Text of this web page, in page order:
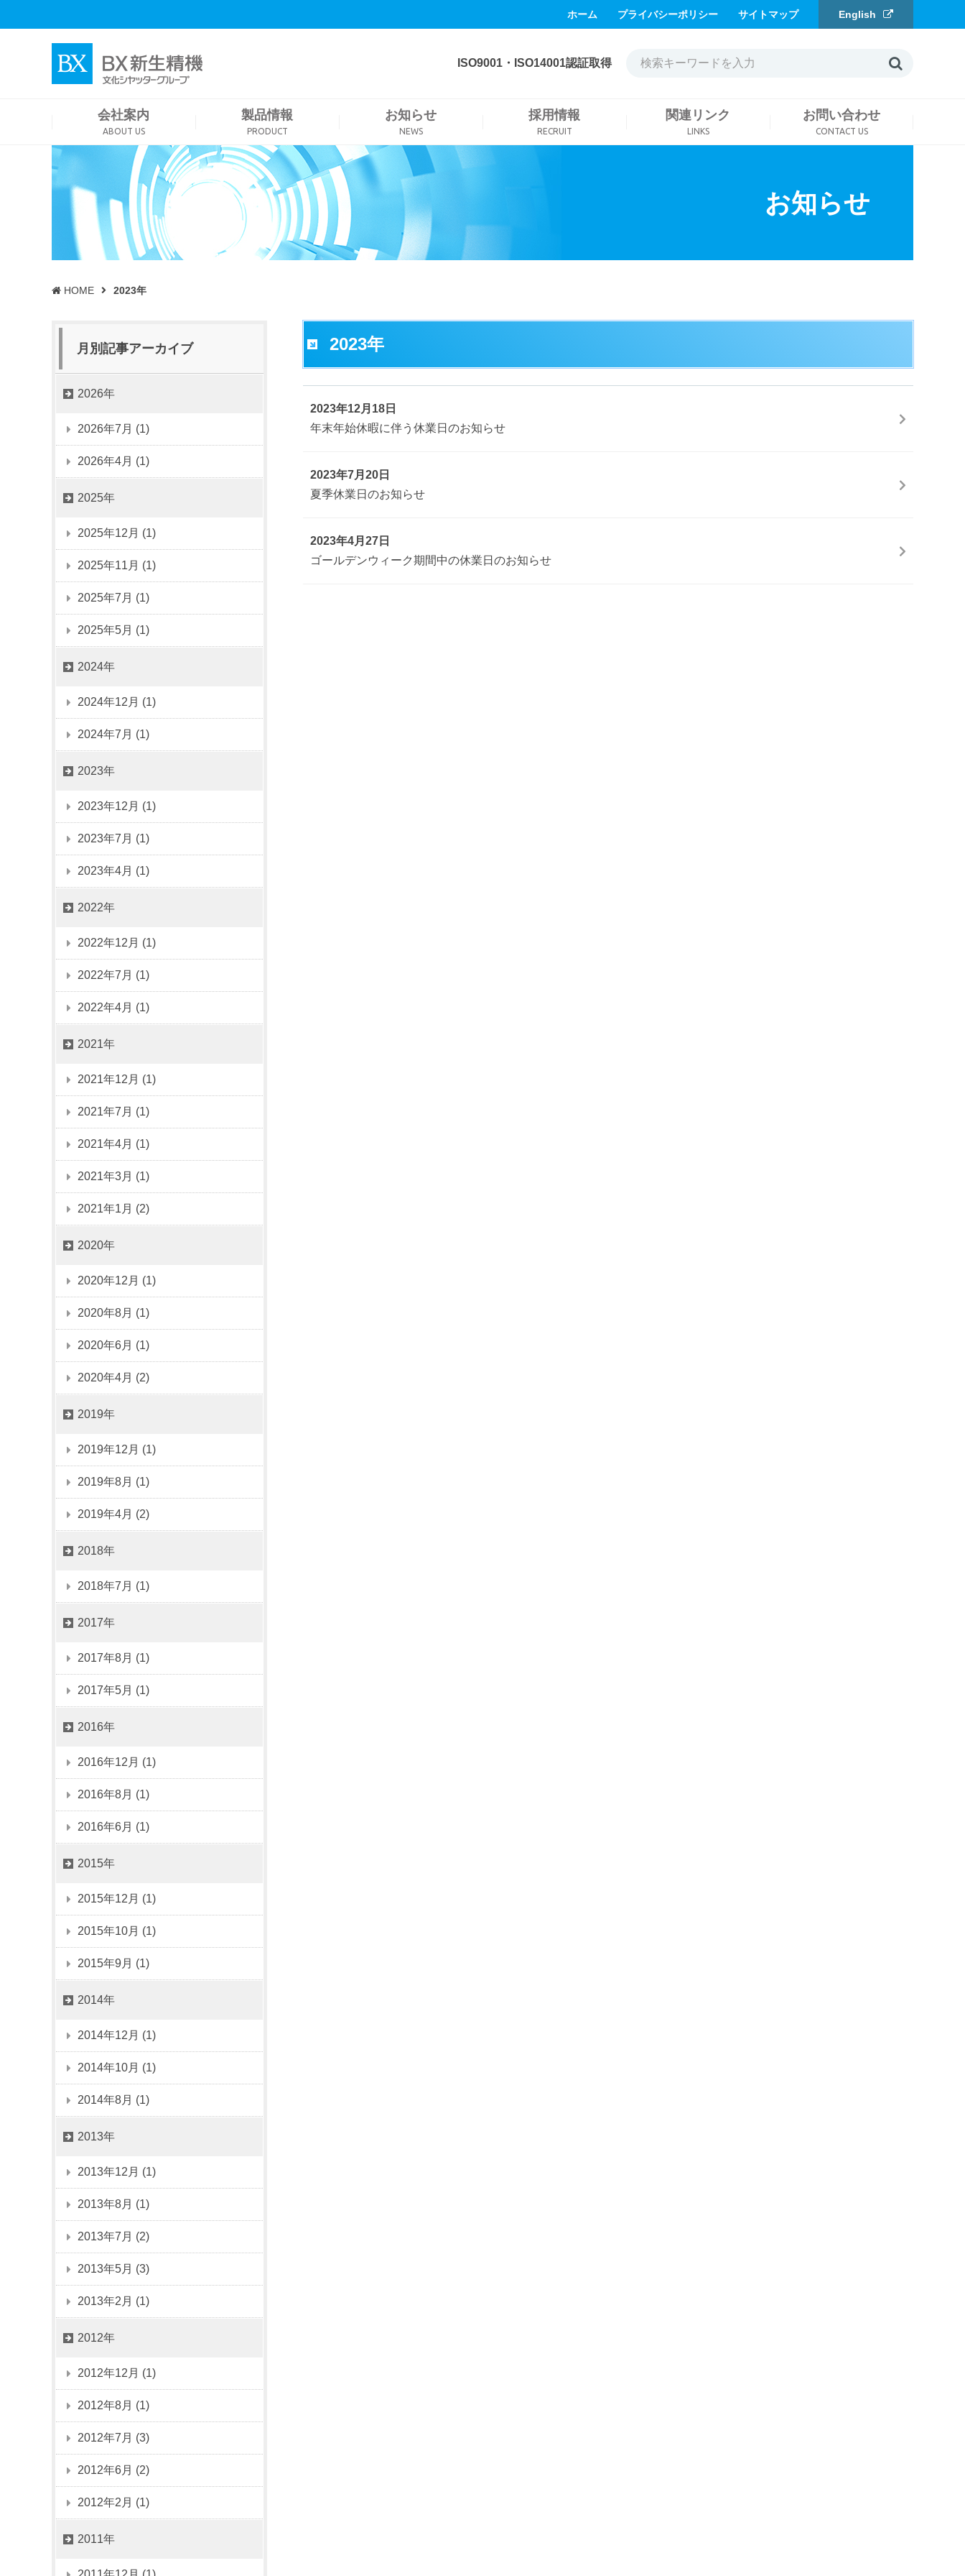
ISO9001・ISO14001認証取得
ホーム プライバシーポリシー サイトマップ English
会社案内
ABOUT US
製品情報
PRODUCT
お知らせ
NEWS
採用情報
RECRUIT
関連リンク
LINKS
お問い合わせ
CONTACT US
お知らせ
 HOME 2023年
2023年
2023年12月18日
年末年始休暇に伴う休業日のお知らせ
2023年7月20日
夏季休業日のお知らせ
2023年4月27日
ゴールデンウィーク期間中の休業日のお知らせ
月別記事アーカイブ
2026年
2026年7月 (1)
2026年4月 (1)
2025年
2025年12月 (1)
2025年11月 (1)
2025年7月 (1)
2025年5月 (1)
2024年
2024年12月 (1)
2024年7月 (1)
2023年
2023年12月 (1)
2023年7月 (1)
2023年4月 (1)
2022年
2022年12月 (1)
2022年7月 (1)
2022年4月 (1)
2021年
2021年12月 (1)
2021年7月 (1)
2021年4月 (1)
2021年3月 (1)
2021年1月 (2)
2020年
2020年12月 (1)
2020年8月 (1)
2020年6月 (1)
2020年4月 (2)
2019年
2019年12月 (1)
2019年8月 (1)
2019年4月 (2)
2018年
2018年7月 (1)
2017年
2017年8月 (1)
2017年5月 (1)
2016年
2016年12月 (1)
2016年8月 (1)
2016年6月 (1)
2015年
2015年12月 (1)
2015年10月 (1)
2015年9月 (1)
2014年
2014年12月 (1)
2014年10月 (1)
2014年8月 (1)
2013年
2013年12月 (1)
2013年8月 (1)
2013年7月 (2)
2013年5月 (3)
2013年2月 (1)
2012年
2012年12月 (1)
2012年8月 (1)
2012年7月 (3)
2012年6月 (2)
2012年2月 (1)
2011年